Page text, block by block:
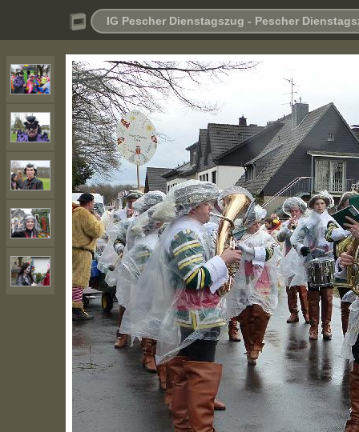
IG Pescher Dienstagszug - Pescher